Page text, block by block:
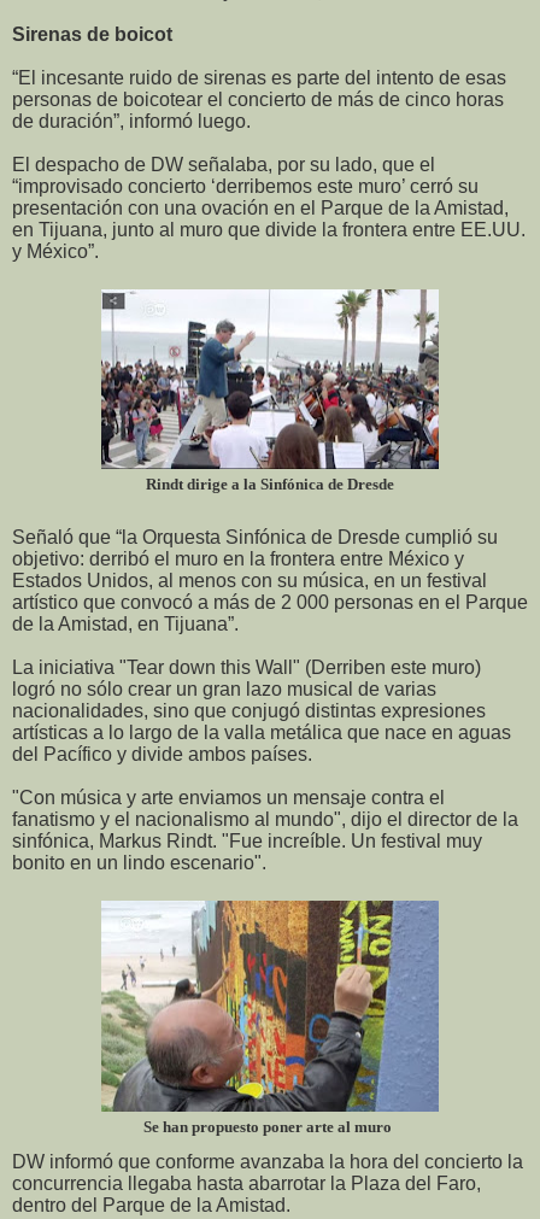
Sirenas de boicot
“El incesante ruido de sirenas es parte del intento de esas
personas de boicotear el concierto de más de cinco horas
de duración”, informó luego.
El despacho de DW señalaba, por su lado, que el
“improvisado concierto ‘derribemos este muro’ cerró su
presentación con una ovación en el Parque de la Amistad,
en Tijuana, junto al muro que divide la frontera entre EE.UU.
y México”.
Rindt dirige a la Sinfónica de Dresde
Señaló que “la Orquesta Sinfónica de Dresde cumplió su
objetivo: derribó el muro en la frontera entre México y
Estados Unidos, al menos con su música, en un festival
artístico que convocó a más de 2 000 personas en el Parque
de la Amistad, en Tijuana”.
La iniciativa "Tear down this Wall" (Derriben este muro)
logró no sólo crear un gran lazo musical de varias
nacionalidades, sino que conjugó distintas expresiones
artísticas a lo largo de la valla metálica que nace en aguas
del Pacífico y divide ambos países.
"Con música y arte enviamos un mensaje contra el
fanatismo y el nacionalismo al mundo", dijo el director de la
sinfónica, Markus Rindt. "Fue increíble. Un festival muy
bonito en un lindo escenario".
Se han propuesto poner arte al muro
DW informó que conforme avanzaba la hora del concierto la
concurrencia llegaba hasta abarrotar la Plaza del Faro,
dentro del Parque de la Amistad.